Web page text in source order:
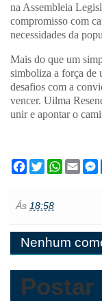
na Assembleia
compromisso com
necessidades da
Mais do que um
simboliza a força de
desafios com a
vencer. Uilma
unir e apontar o
F
a
b
o
k
T
w
t
r
W
h
p
p
E
m
r
Ás 18:58
Nenhum
Postar